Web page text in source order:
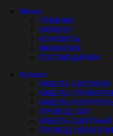
Меню
ГЛАВНАЯ
КАТАЛОГ
КОНТАКТЫ
ВАКАНСИИ
ПОСТАВЩИКАМ
Каталог
КАБЕЛЬ СИЛОВОЙ
КАБЕЛЬ
КАБЕЛЬ
ПРОВОД СИП
КАБЕЛЬ
ПРОВОД